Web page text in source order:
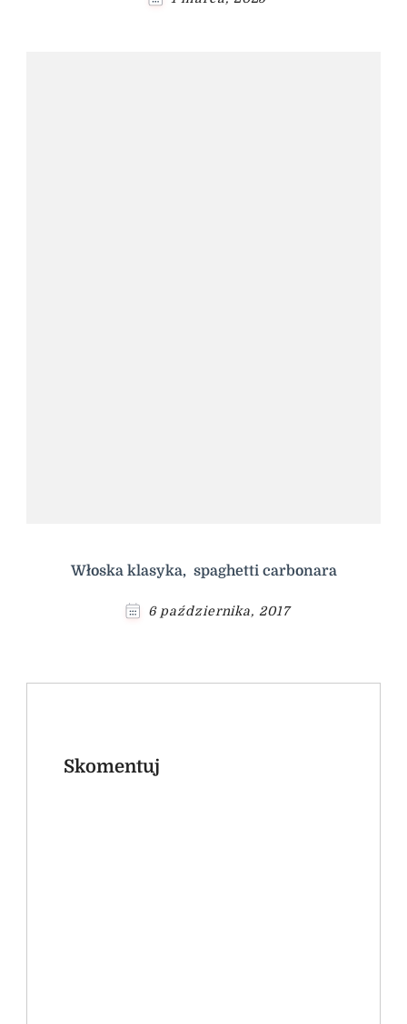
Włoska klasyka, spaghetti carbonara
6 października, 2017
Skomentuj